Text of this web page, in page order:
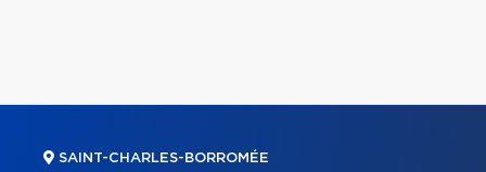
SAINT-CHARLES-BORROMÉE